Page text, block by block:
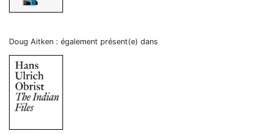
Doug Aitken : également présent(e) dans